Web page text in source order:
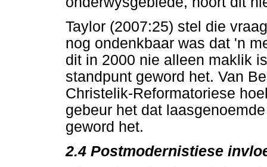
Taylor (2007:25) stel die
nog ondenkbaar was dat 'n
dit in 2000 nie alleen maklik
standpunt geword het. Van
Christelik-Reformatoriese
gebeur het dat
geword het.
2.4 Postmodernistiese